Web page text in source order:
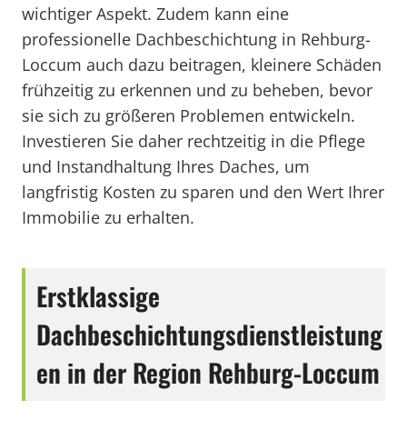
wichtiger Aspekt. Zudem kann eine
professionelle Dachbeschichtung in Rehburg-
Loccum auch dazu beitragen, kleinere Schäden
frühzeitig zu erkennen und zu beheben, bevor
sie sich zu größeren Problemen entwickeln.
Investieren Sie daher rechtzeitig in die Pflege
und Instandhaltung Ihres Daches, um
langfristig Kosten zu sparen und den Wert Ihrer
Immobilie zu erhalten.
Erstklassige
Dachbeschichtungsdienstleistung
en in der Region Rehburg-Loccum